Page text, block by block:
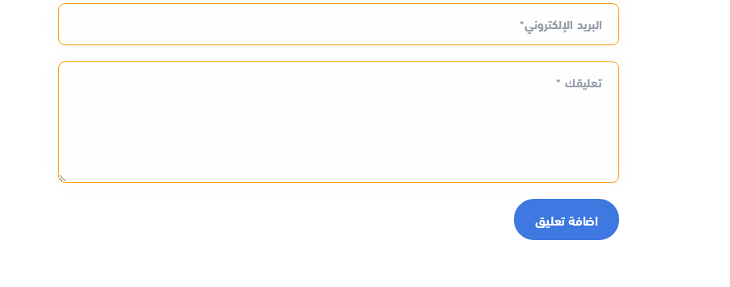
البريد الإلكتروني*
تعليقك *
اضافة تعليق